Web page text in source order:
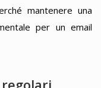
mantenere una
per un email